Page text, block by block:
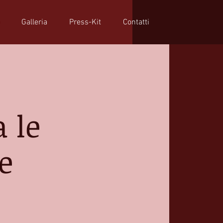
Galleria Press-Kit Contatti
le